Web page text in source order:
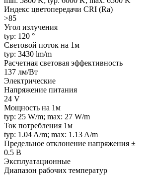
Индекс цветопередачи CRI (Ra)
>85
Угол излучения
typ: 120 °
Световой поток на 1м
typ: 3430 lm/m
Расчетная световая эффективность
137 лм/Вт
Электрические
Напряжение питания
24 V
Мощность на 1м
typ: 25 W/m; max: 27 W/m
Ток потребления 1м
typ: 1.04 A/m; max: 1.13 A/m
Предельное отклонение напряжения ±
0.5 В
Эксплуатационные
Диапазон рабочих температур